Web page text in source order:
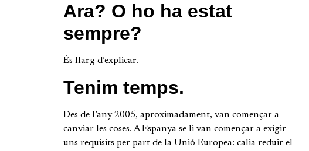
Ara? O ho ha estat
sempre?
És llarg d’explicar.
Tenim temps.
Des de l’any 2005, aproximadament, van començar a
canviar les coses. A Espanya se li van començar a exigir
uns requisits per part de la Unió Europea: calia reduir el